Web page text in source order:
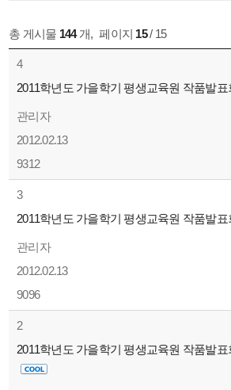
총 게시물 144개, 페이지 15/ 15
4
2011학년도 가을학기 평생교육원 작품발
관리자
2012.02.13
9312
3
2011학년도 가을학기 평생교육원 작품발
관리자
2012.02.13
9096
2
2011학년도 가을학기 평생교육원 작품발